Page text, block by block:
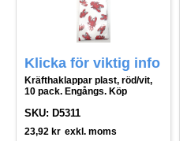
Klicka för viktig info
Kräfthaklappar plast, röd/vit,
10 pack. Engångs. Köp
SKU: D5311
23,92 kr exkl. moms